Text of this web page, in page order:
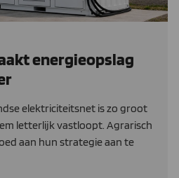
energieopslag
elektriciteitsnet is zo groot
letterlijk vastloopt. Agrarisch
aan hun strategie aan te